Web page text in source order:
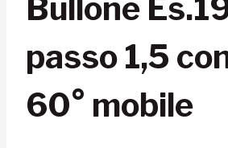
Bullone
passo 1,5
60° mobile